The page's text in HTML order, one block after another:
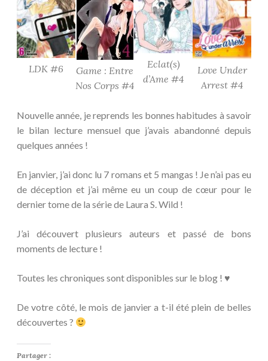
LDK #6
Game : Entre
Nos Corps #4
Eclat(s)
d’Ame #4
Love Under
Arrest #4
Nouvelle année, je reprends les bonnes habitudes à savoir
le bilan lecture mensuel que j’avais abandonné depuis
quelques années !
En janvier, j’ai donc lu 7 romans et 5 mangas ! Je n’ai pas eu
de déception et j’ai même eu un coup de cœur pour le
dernier tome de la série de Laura S. Wild !
J’ai découvert plusieurs auteurs et passé de bons
moments de lecture !
Toutes les chroniques sont disponibles sur le blog ! ♥
De votre côté, le mois de janvier a t-il été plein de belles
découvertes ?
Partager :